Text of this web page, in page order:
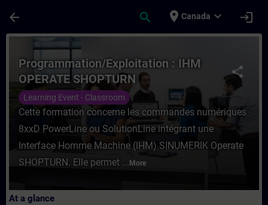
arrow_back search place Canada expand_more login
Course - Programmation/Exploitation :
share
Programmation/Exploitation : IHM
OPERATE SHOPTURN
Learning Event - Classroom
Cette formation concerne les commandes numériques
8xxD PowerLine ou SolutionLine intégrant une
Interface Homme Machine (IHM) SINUMERIK Operate
SHOPTURN. Elle permet ... More
At a glance